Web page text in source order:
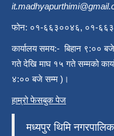
फोन: ०१-६६३००४६, ०१-
कार्यालय समय:- बिहान ९:००
गते देखि माघ १५ गते सम्मको
४:०० बजे सम्म )।
हाम्रो फेसबुक पेज
मध्यपुर थिमि